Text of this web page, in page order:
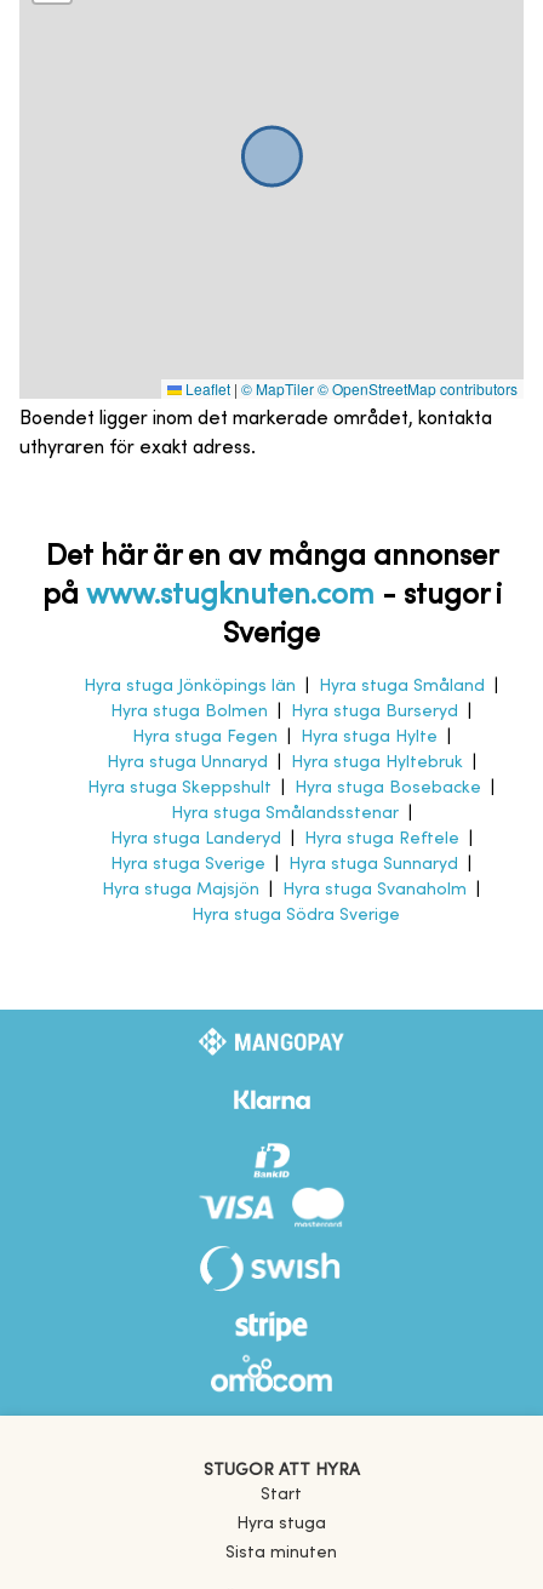
Leaflet | © MapTiler© OpenStreetMap contributors
Boendet ligger inom det markerade området, kontakta
uthyraren för exakt adress.
Det här är en av många annonser
på www.stugknuten.com - stugor i
Sverige
Hyra stuga Jönköpings län Hyra stuga Småland
Hyra stuga Bolmen
Hyra stuga Burseryd
Hyra stuga Fegen
Hyra stuga Hylte
Hyra stuga Unnaryd
Hyra stuga Hyltebruk|
Hyra stuga Skeppshult
Hyra stuga Bosebacke
Hyra stuga Smålandsstenar|
Hyra stuga Landeryd
Hyra stuga Reftele
Hyra stuga Sverige
Hyra stuga Sunnaryd
Hyra stuga Majsjön
Hyra stuga Svanaholm
Hyra stuga Södra Sverige
STUGOR ATT HYRA
Start
Hyra stuga
Sista minuten